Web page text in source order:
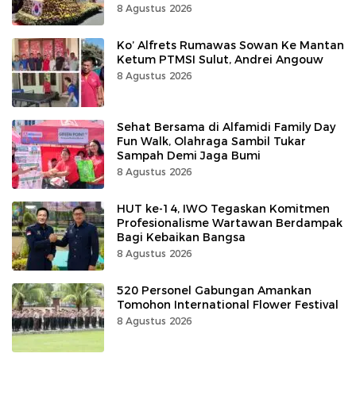
8 Agustus 2026
Ko’ Alfrets Rumawas Sowan Ke Mantan
Ketum PTMSI Sulut, Andrei Angouw
8 Agustus 2026
Sehat Bersama di Alfamidi Family Day
Fun Walk, Olahraga Sambil Tukar
Sampah Demi Jaga Bumi
8 Agustus 2026
HUT ke-14, IWO Tegaskan Komitmen
Profesionalisme Wartawan Berdampak
Bagi Kebaikan Bangsa
8 Agustus 2026
520 Personel Gabungan Amankan
Tomohon International Flower Festival
8 Agustus 2026